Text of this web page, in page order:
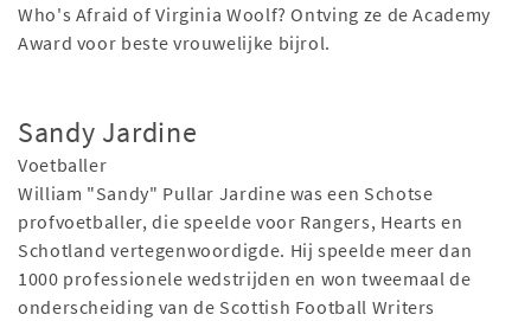
Who's Afraid of Virginia Woolf? Ontving ze de Academy
Award voor beste vrouwelijke bijrol.
Sandy Jardine
Voetballer
William "Sandy" Pullar Jardine was een Schotse
profvoetballer, die speelde voor Rangers, Hearts en
Schotland vertegenwoordigde. Hij speelde meer dan
1000 professionele wedstrijden en won tweemaal de
onderscheiding van de Scottish Football Writers